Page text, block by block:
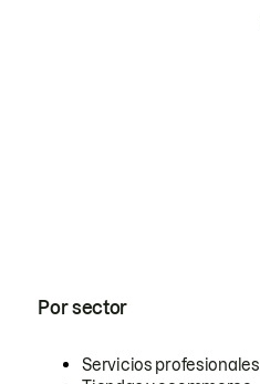
Por sector
Servicios profesionales